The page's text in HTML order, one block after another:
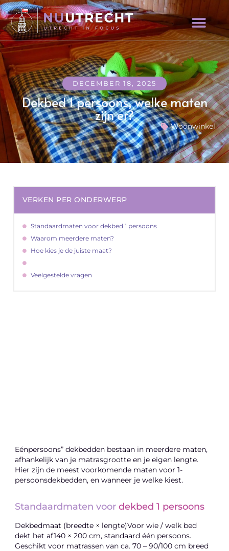
DECEMBER 18, 2025
Dekbed 1 persoons, welke maten
zijn er?
Woonwinkel
Eénpersoons” dekbedden bestaan in meerdere maten,
afhankelijk van je matrasgrootte en je eigen lengte.
Hier zijn de meest voorkomende maten voor 1-
persoonsdekbedden, en wanneer je welke kiest.
Standaardmaten voordekbed 1 persoons
Dekbedmaat (breedte × lengte)Voor wie / welk bed
dekt het af140 × 200 cm, standaard één persoons.
Geschikt voor matrassen van ca. 70 – 90/100 cm breed
VERKEN PER ONDERWERP
Standaardmaten voor dekbed 1 persoons
Waarom meerdere maten?
Hoe kies je de juiste maat?
Veelgestelde vragen